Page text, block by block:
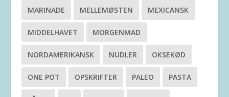
MARINADE MELLEMØSTEN MEXICANSK
MIDDELHAVET MORGENMAD
NORDAMERIKANSK NUDLER OKSEKØD
ONE POT OPSKRIFTER PALEO PASTA